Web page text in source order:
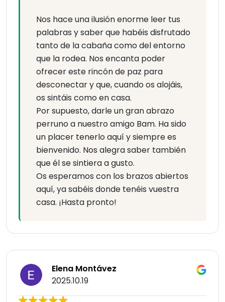
Nos hace una ilusión enorme leer tus
palabras y saber que habéis disfrutado
tanto de la cabaña como del entorno
que la rodea. Nos encanta poder
ofrecer este rincón de paz para
desconectar y que, cuando os alojáis,
os sintáis como en casa.
Por supuesto, darle un gran abrazo
perruno a nuestro amigo Bam. Ha sido
un placer tenerlo aquí y siempre es
bienvenido. Nos alegra saber también
que él se sintiera a gusto.
Os esperamos con los brazos abiertos
aquí, ya sabéis donde tenéis vuestra
casa. ¡Hasta pronto!
Elena Montávez
2025.10.19